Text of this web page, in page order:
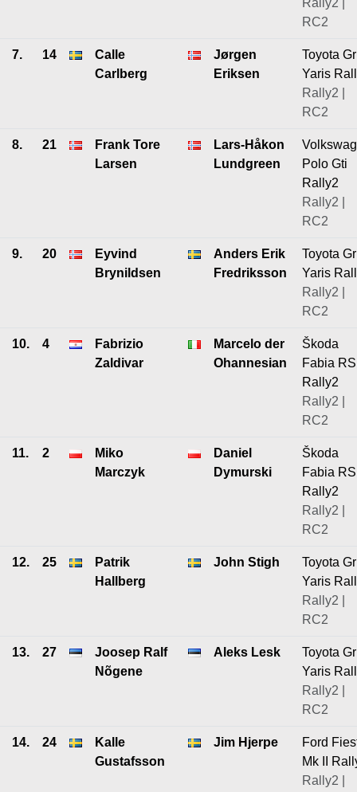
Rally2 |
RC2
7. 14
Calle
Carlberg
Jørgen
Eriksen
Toyota Gr
Yaris
Rally2 |
RC2
8. 21
Frank Tore
Larsen
Lars-Håkon
Lundgreen
Polo Gti
Rally2
Rally2 |
RC2
9. 20
Eyvind
Brynildsen
Anders Erik
Fredriksson
Toyota Gr
Yaris
Rally2 |
RC2
10. 4
Fabrizio
Zaldivar
Marcelo der
Ohannesian
Škoda
Fabia RS
Rally2
Rally2 |
RC2
11. 2
Miko
Marczyk
Daniel
Dymurski
Škoda
Fabia RS
Rally2
Rally2 |
RC2
12. 25
Patrik
Hallberg
John Stigh
Toyota Gr
Yaris
Rally2 |
RC2
13. 27
Joosep Ralf
Nõgene
Aleks Lesk
Toyota Gr
Yaris
Rally2 |
RC2
14. 24
Kalle
Gustafsson
Jim Hjerpe
Ford
Mk II
Rally2 |